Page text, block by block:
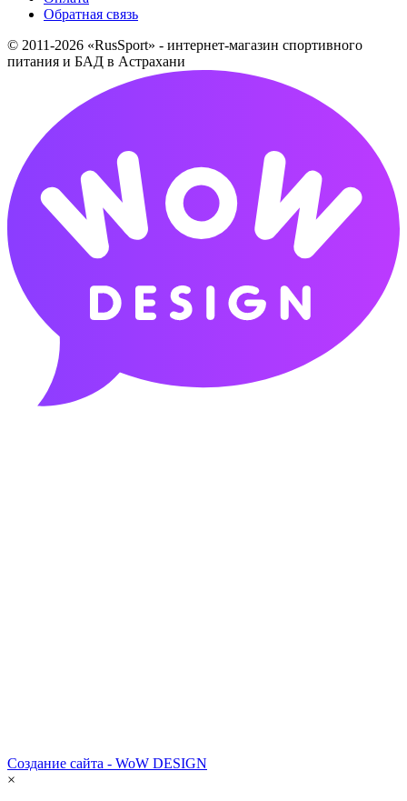
Обратная связь
© 2011-2026 «RusSport» - интернет-магазин спортивного
питания и БАД в Астрахани
Создание сайта - WoW DESIGN
×